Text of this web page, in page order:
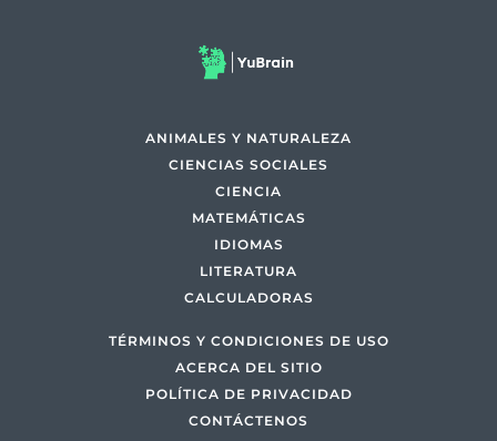
ANIMALES Y NATURALEZA
CIENCIAS SOCIALES
CIENCIA
MATEMÁTICAS
IDIOMAS
LITERATURA
CALCULADORAS
TÉRMINOS Y CONDICIONES DE USO
ACERCA DEL SITIO
POLÍTICA DE PRIVACIDAD
CONTÁCTENOS